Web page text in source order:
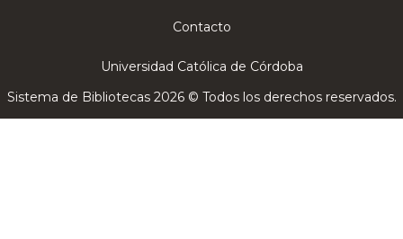
Contacto
Universidad Católica de Córdoba
Sistema de Bibliotecas 2026 © Todos los derechos reservados.